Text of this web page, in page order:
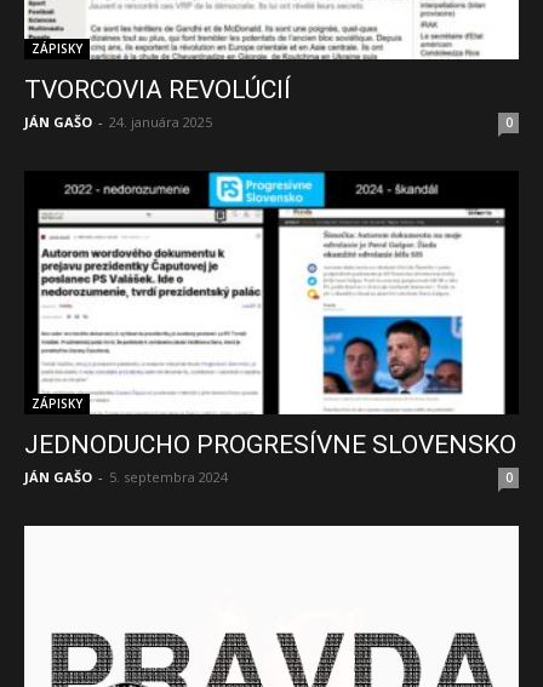
ZÁPISKY
TVORCOVIA REVOLÚCIÍ
JÁN GAŠO - 24. januára 2025 0
ZÁPISKY
JEDNODUCHO PROGRESÍVNE SLOVENSKO
JÁN GAŠO - 5. septembra 2024 0